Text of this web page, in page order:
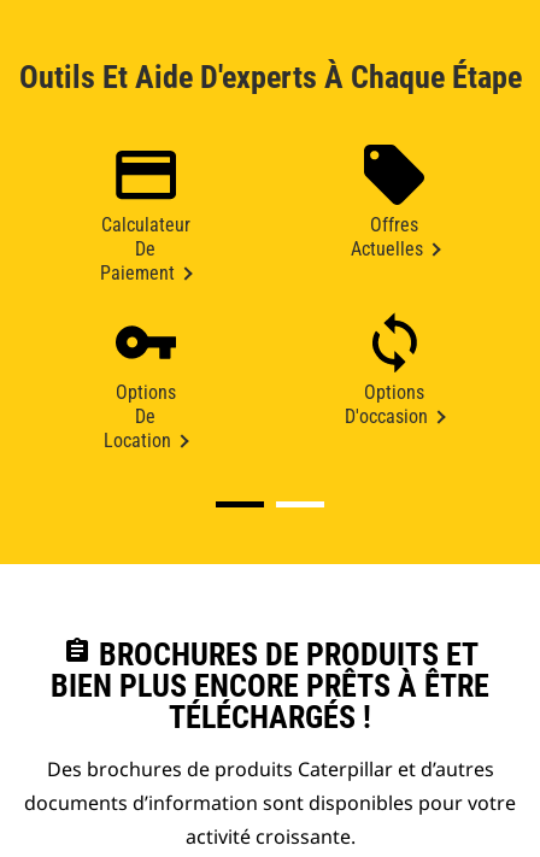
Outils Et Aide D'experts À Chaque Étape
Calculateur
De
Paiement
Offres
Actuelles
Options
De
Location
Options
D'occasion
assignment BROCHURES DE PRODUITS ET
BIEN PLUS ENCORE PRÊTS À ÊTRE
TÉLÉCHARGÉS !
Des brochures de produits Caterpillar et d’autres
documents d’information sont disponibles pour votre
activité croissante.